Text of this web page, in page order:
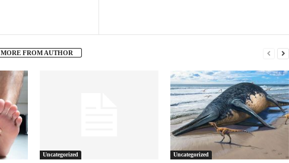
MORE FROM AUTHOR
Uncategorized Uncategorized